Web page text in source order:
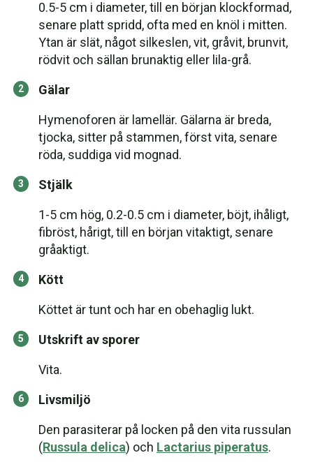
0.5-5 cm i diameter, till en början klockformad,
senare platt spridd, ofta med en knöl i mitten.
Ytan är slät, något silkeslen, vit, gråvit, brunvit,
rödvit och sällan brunaktig eller lila-grå.
Gälar
Hymenoforen är lamellär. Gälarna är breda,
tjocka, sitter på stammen, först vita, senare
röda, suddiga vid mognad.
Stjälk
1-5 cm hög, 0.2-0.5 cm i diameter, böjt, ihåligt,
fibröst, hårigt, till en början vitaktigt, senare
gråaktigt.
Kött
Köttet är tunt och har en obehaglig lukt.
Utskrift av sporer
Vita.
Livsmiljö
Den parasiterar på locken på den vita russulan
(Russula delica) och Lactarius piperatus.